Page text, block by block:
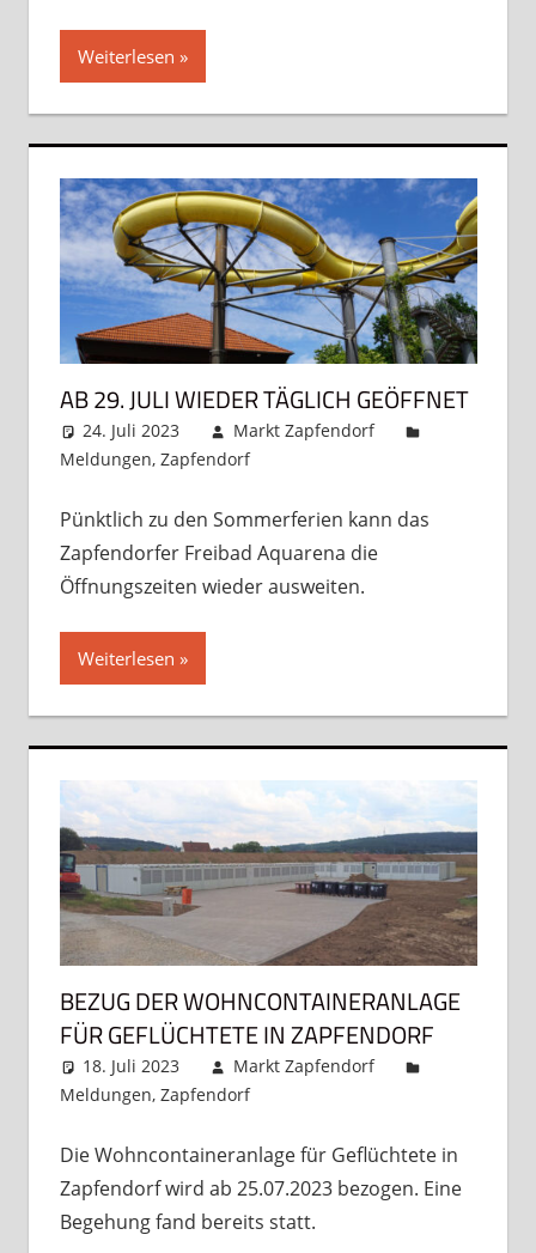
Weiterlesen
AB 29. JULI WIEDER TÄGLICH GEÖFFNET
24. Juli 2023
Markt Zapfendorf
Meldungen, Zapfendorf
Pünktlich zu den Sommerferien kann das
Zapfendorfer Freibad Aquarena die
Öffnungszeiten wieder ausweiten.
Weiterlesen
BEZUG DER WOHNCONTAINERANLAGE
FÜR GEFLÜCHTETE IN ZAPFENDORF
18. Juli 2023
Markt Zapfendorf
Meldungen, Zapfendorf
Die Wohncontaineranlage für Geflüchtete in
Zapfendorf wird ab 25.07.2023 bezogen. Eine
Begehung fand bereits statt.